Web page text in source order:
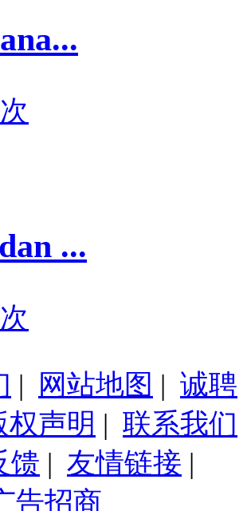
...
| 网站地图 | 诚聘
权声明 | 联系我们
馈 | 友情链接 |
告招商